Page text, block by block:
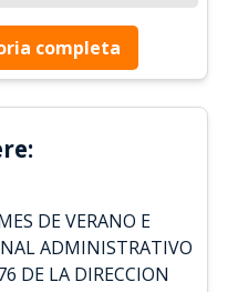
completa
DE VERANO E
ADMINISTRATIVO
DE LA DIRECCION